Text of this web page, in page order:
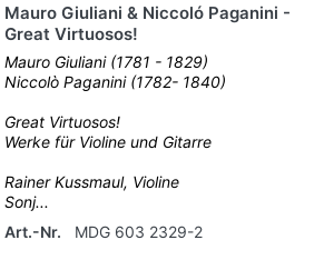
Mauro Giuliani & Niccoló Paganini -
Great Virtuosos!
Mauro Giuliani (1781 - 1829)
Niccolò Paganini (1782- 1840)
Great Virtuosos!
Werke für Violine und Gitarre
Rainer Kussmaul, Violine
Sonj...
Art.-Nr.
MDG 603 2329-2